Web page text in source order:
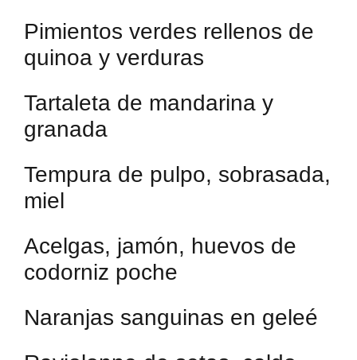
Pimientos verdes rellenos de
quinoa y verduras
Tartaleta de mandarina y
granada
Tempura de pulpo, sobrasada,
miel
Acelgas, jamón, huevos de
codorniz poche
Naranjas sanguinas en geleé